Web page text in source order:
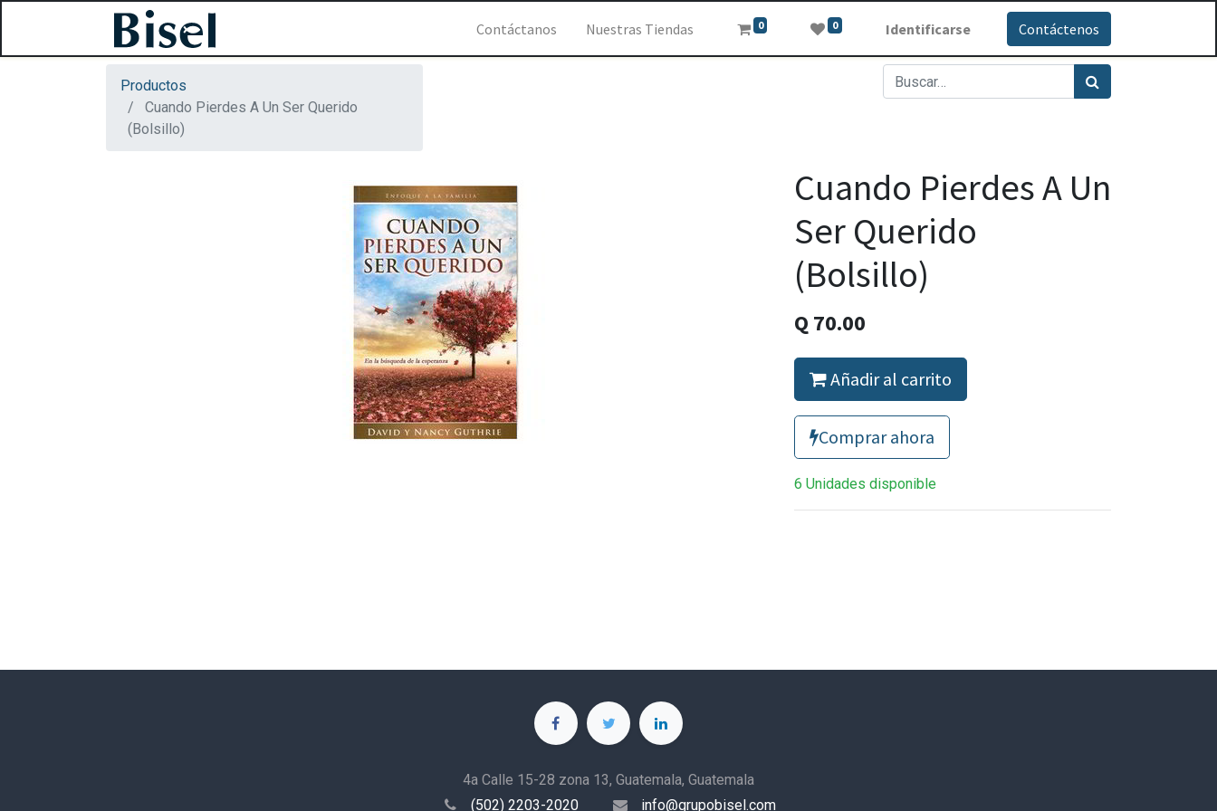
Contáctanos Nuestras Tiendas 0 0 Identificarse Contáctenos
Productos
Cuando Pierdes A Un Ser Querido
(Bolsillo)
Cuando Pierdes A Un
Ser Querido
(Bolsillo)
Q 70.00
Añadir al carrito
Comprar ahora
6 Unidades disponible
4a Calle 15-28 zona 13, Guatemala, Guatemala
(502) 2203-2020
info@grupobisel.com